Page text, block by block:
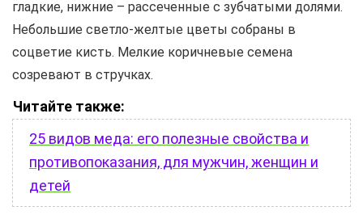
гладкие, нижние – рассеченные с зубчатыми долями.
Небольшие светло-желтые цветы собраны в
соцветие кисть. Мелкие коричневые семена
созревают в стручках.
Читайте также:
25 видов меда: его полезные свойства и
противопоказания, для мужчин, женщин и
детей